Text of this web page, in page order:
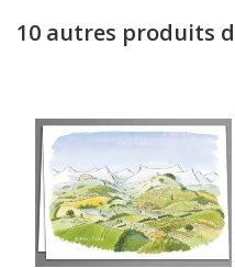
10 autres produits